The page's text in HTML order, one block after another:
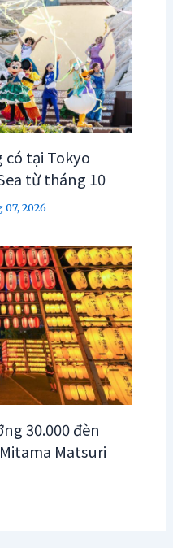
có tại Tokyo
từ tháng 10
07, 2026
30.000 đèn
Matsuri